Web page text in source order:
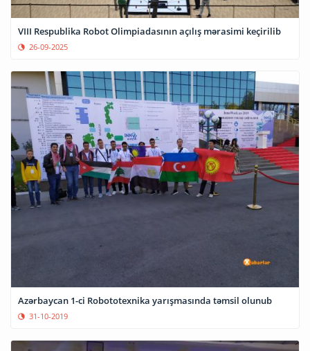
VIII Respublika Robot Olimpiadasının açılış mərasimi keçirilib
26-09-2025
Azərbaycan 1-ci Robototexnika yarışmasında təmsil olunub
31-10-2019